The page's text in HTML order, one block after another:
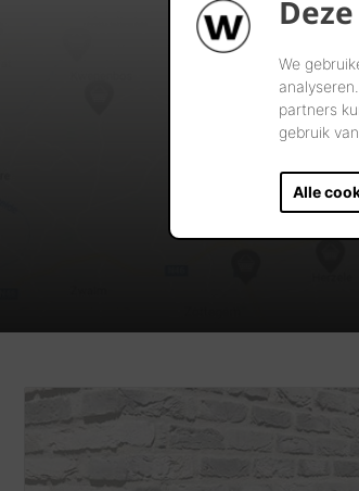
We
partners
gebruik
Alle